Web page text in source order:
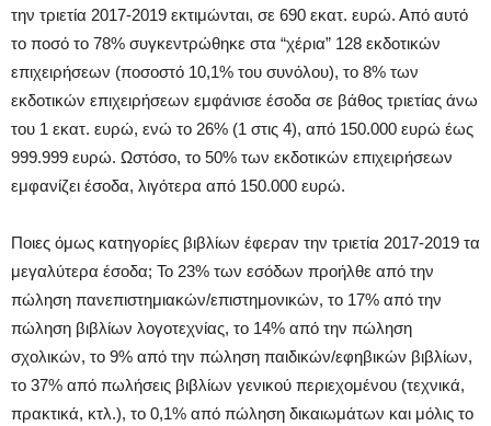
την τριετία 2017-2019 εκτιμώνται, σε 690 εκατ. ευρώ. Από αυτό
το ποσό το 78% συγκεντρώθηκε στα “χέρια” 128 εκδοτικών
επιχειρήσεων (ποσοστό 10,1% του συνόλου), το 8% των
εκδοτικών επιχειρήσεων εμφάνισε έσοδα σε βάθος τριετίας άνω
του 1 εκατ. ευρώ, ενώ το 26% (1 στις 4), από 150.000 ευρώ έως
999.999 ευρώ. Ωστόσο, το 50% των εκδοτικών επιχειρήσεων
εμφανίζει έσοδα, λιγότερα από 150.000 ευρώ.
Ποιες όμως κατηγορίες βιβλίων έφεραν την τριετία 2017-2019 τα
μεγαλύτερα έσοδα; Το 23% των εσόδων προήλθε από την
πώληση πανεπιστημιακών/επιστημονικών, το 17% από την
πώληση βιβλίων λογοτεχνίας, το 14% από την πώληση
σχολικών, το 9% από την πώληση παιδικών/εφηβικών βιβλίων,
το 37% από πωλήσεις βιβλίων γενικού περιεχομένου (τεχνικά,
πρακτικά, κτλ.), το 0,1% από πώληση δικαιωμάτων και μόλις το